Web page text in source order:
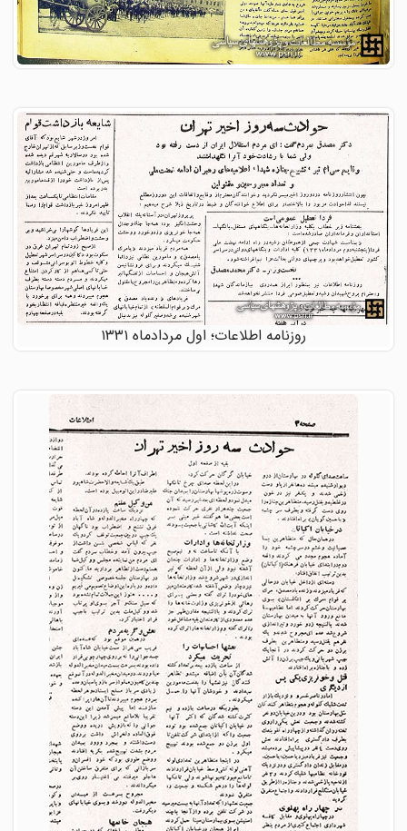
روزنامه اطلاعات؛ اول مردادماه ۱۳۳۱